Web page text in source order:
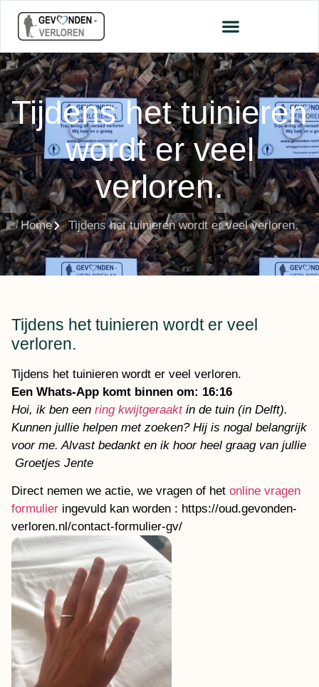
Tijdens het tuinieren
wordt er veel
verloren.
Home Tijdens het tuinieren wordt er veel verloren.
Tijdens het tuinieren wordt er veel
verloren.
Tijdens het tuinieren wordt er veel verloren.
Een Whats-App komt binnen om: 16:16
Hoi, ik ben een ring kwijtgeraaktin de tuin (in Delft).
Kunnen jullie helpen met zoeken? Hij is nogal belangrijk
voor me. Alvast bedankt en ik hoor heel graag van jullie
Groetjes Jente
Direct nemen we actie, we vragen of het online vragen
formulier ingevuld kan worden : https://oud.gevonden-
verloren.nl/contact-formulier-gv/